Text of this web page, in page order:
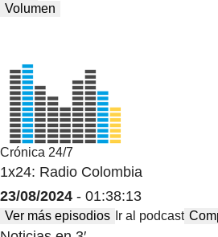
Volumen
Crónica 24/7
1x24: Radio Colombia
23/08/2024 - 01:38:13
Ver más episodios Ir al podcast